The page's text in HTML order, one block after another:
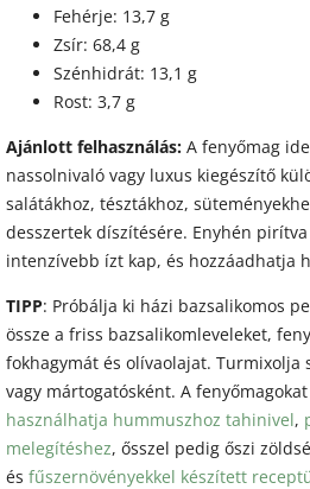
Fehérje: 13,7 g
Zsír: 68,4 g
Szénhidrát: 13,1 g
Rost: 3,7 g
Ajánlott felhasználás: A fenyőmag
nassolnivaló vagy luxus kiegészítő
salátákhoz, tésztákhoz,
desszertek díszítésére. Enyhén
intenzívebb ízt kap, és hozzáadhatja
TIPP: Próbálja ki házi bazsalikomos
össze a friss bazsalikomleveleket,
fokhagymát és olívaolajat. Turmixolja
vagy mártogatósként. A
használhatja hummuszhoz tahinivel,
melegítéshez, ősszel pedig őszi
és fűszernövényekkel készített